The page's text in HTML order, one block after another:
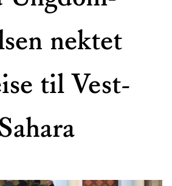
nektet
til Vest-